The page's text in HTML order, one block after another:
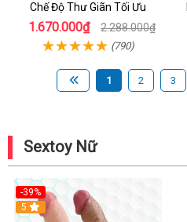
Chế Độ Thư Giãn Tối Ưu
1.670.000₫ 2.288.000₫
(790)
1 2 3
Sextoy Nữ
-39%
Hot
5